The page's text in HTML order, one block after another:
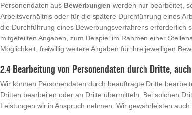
Personendaten aus Bewerbungen werden nur bearbeitet,
Arbeitsverhältnis oder für die spätere Durchführung eines
die Durchführung eines Bewerbungsverfahrens erforderlich
mitgeteilten Angaben, zum Beispiel im Rahmen einer
Möglichkeit, freiwillig weitere Angaben für ihre jeweiligen
2.4 Bearbeitung von Personendaten durch Dritte,
Wir können Personendaten durch beauftragte Dritte
Dritten bearbeiten oder an Dritte übermitteln. Bei solchen
Leistungen wir in Anspruch nehmen. Wir gewährleisten